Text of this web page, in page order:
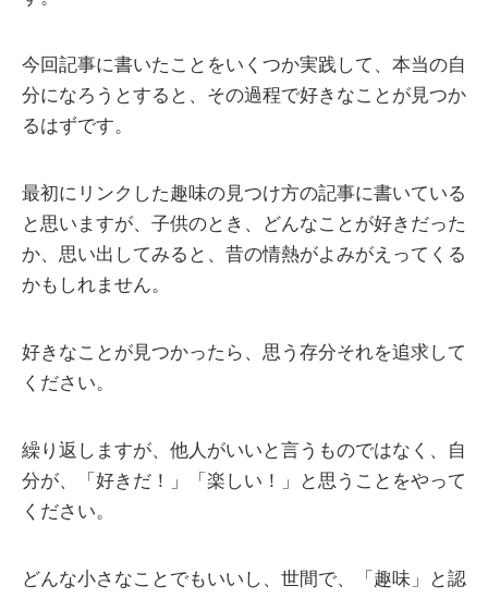
今回記事に書いたことをいくつか実践して、本当の自
分になろうとすると、その過程で好きなことが見つか
るはずです。
最初にリンクした趣味の見つけ方の記事に書いている
と思いますが、子供のとき、どんなことが好きだった
か、思い出してみると、昔の情熱がよみがえってくる
かもしれません。
好きなことが見つかったら、思う存分それを追求して
ください。
繰り返しますが、他人がいいと言うものではなく、自
分が、「好きだ！」「楽しい！」と思うことをやって
ください。
どんな小さなことでもいいし、世間で、「趣味」と認